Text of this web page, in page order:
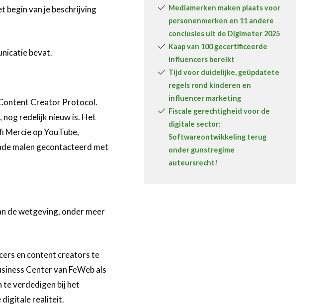
begin van je beschrijving
bevat.
Creator Protocol.
redelijk nieuw is. Het
Mercie op YouTube,
malen gecontacteerd met
de wetgeving, onder meer
en content creators te
Center van FeWeb als
te verdedigen bij het
digitale realiteit.
Mediamerken maken plaats voor
personenmerken en 11 andere
conclusies uit de Digimeter 2025
Kaap van 100 gecertificeerde
influencers bereikt
Tijd voor duidelijke, geüpdatete
regels rond kinderen en
influencer marketing
Fiscale gerechtigheid voor de
digitale sector:
Softwareontwikkeling terug
onder gunstregime
auteursrecht!